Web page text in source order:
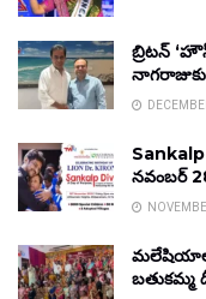
బ్రిటన్
నవంబర్
మలేషియాలో
బతుకమ్మ